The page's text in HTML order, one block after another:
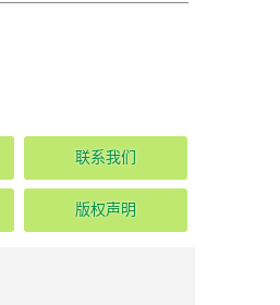
联系我们
版权声明